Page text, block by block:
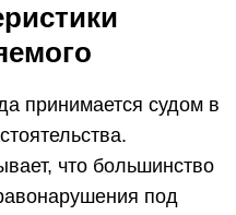
принимается судом в
что большинство
под